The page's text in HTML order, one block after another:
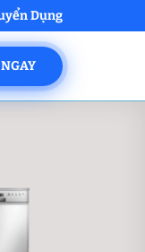
Dụng